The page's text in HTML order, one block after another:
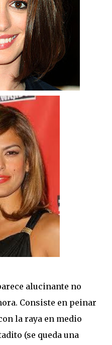
alucinante no
Consiste en peinar
la raya en medio
(se queda una